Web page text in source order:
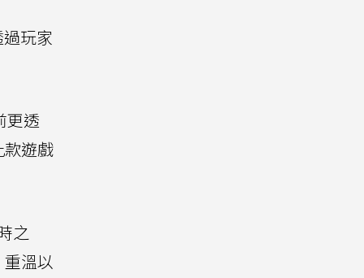
玩家
更透
遊戲
之
溫以